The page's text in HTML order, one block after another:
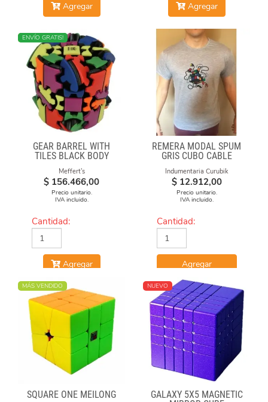
Agregar Agregar
MÁS VENDIDO
ENVÍO GRATIS!
GEAR BARREL WITH
TILES BLACK BODY
Meffert's
$ 156.466,00
Precio unitario.
IVA incluido.
Cantidad:
Agregar
REMERA MODAL SPUM
GRIS CUBO CABLE
Indumentaria Curubik
$ 12.912,00
Precio unitario.
IVA incluido.
Cantidad:
Agregar
MÁS VENDIDO
SQUARE ONE MEILONG
NUEVO
GALAXY 5X5 MAGNETIC